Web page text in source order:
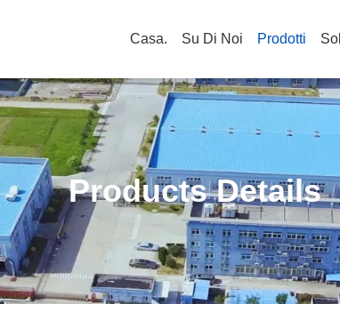
Casa. Su Di Noi Prodotti
Products Details